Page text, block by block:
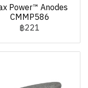
Power™ Anodes
CMMP586
฿221